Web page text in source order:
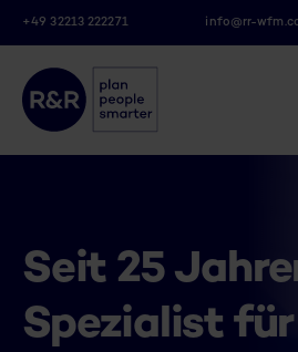
+49 32213 222271 info@rr-
Seit 25
Spezialist